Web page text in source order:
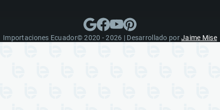
Importaciones Ecuador© 2020 - 2026 | Desarrollado porJaime Mise